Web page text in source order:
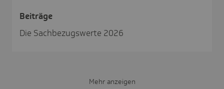
Beiträge
Die Sachbezugswerte 2026
Mehr anzeigen